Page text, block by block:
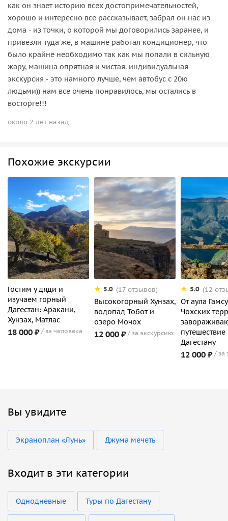
как он знает историю всех достопримечательностей,
хорошо и интересно все рассказывает, забрал он нас из
дома - из точки, о которой мы договорились заранее, и
привезли туда же, в машине работал кондиционер, что
было крайне необходимо так как мы попали в сильную
жару, машина опрятная и чистая. индивидуальная
экскурсия - это намного лучше, чем автобус с 20ю
людьми)) нам все очень понравилось, мы остались в
восторге!!!
около 2 лет назад
Похожие экскурсии
Гостим у дяди и
изучаем горный
Дагестан: Аракани,
Хунзах, Матлас
18 000 ₽ за человека
5.0 (17 отзывов)
Высокогорный Хунзах,
водопад Тобот и
озеро Мочох
12 000 ₽ за экскурсию
5.0 (12
От аула
Чохских
путешествие
Дагестану
12 000 ₽ за
Вы увидите
Экраноплан «Лунь» Джума мечеть
Входит в эти категории
Однодневные Туры по Дагестану